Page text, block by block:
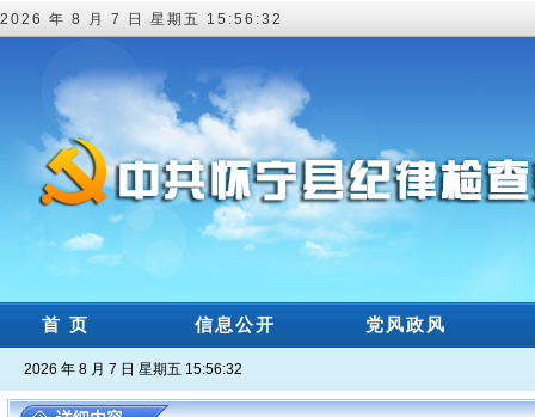
2026 年 8 月 7 日 星期五 15:56:33
首 页 信息公开 党风政风
2026 年 8 月 7 日 星期五 15:56:33